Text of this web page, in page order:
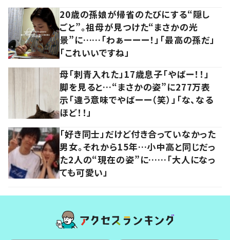
20歳の孫娘が帰省のたびにする“隠し
ごと”。祖母が見つけた“まさかの光
景”に……「わぁーーー！」「最高の孫だ」
「これいいですね」
母「刺青入れた」17歳息子「やばー！！」
脚を見ると…“まさかの姿”に277万表
示「違う意味でやばーー（笑）」「な、なる
ほど！！」
「好き同士」だけど付き合っていなかった
男女。それから15年…小中高と同じだっ
た2人の“現在の姿”に……「大人になっ
ても可愛い」